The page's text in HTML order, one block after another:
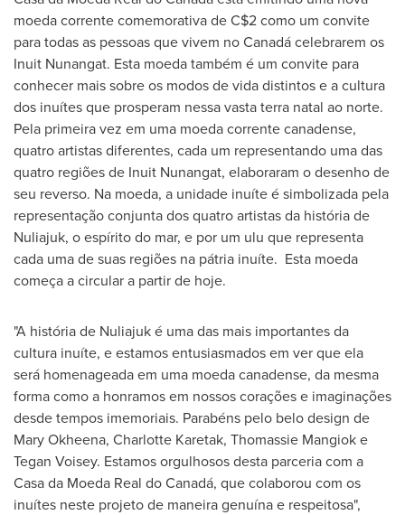
moeda corrente comemorativa deC$2como um convite
para todas as pessoas que vivem no Canadá celebrarem os
Inuit Nunangat. Esta moeda também é um convite para
conhecer mais sobre os modos de vida distintos e a cultura
dos inuítes que prosperam nessa vasta terra natal ao norte.
Pela primeira vez em uma moeda corrente canadense,
quatro artistas diferentes, cada um representando uma das
quatro regiões de Inuit Nunangat, elaboraram o desenho de
seu reverso. Na moeda, a unidade inuíte é simbolizada pela
representação conjunta dos quatro artistas da história de
Nuliajuk, o espírito do mar, e por um ulu que representa
cada uma de suas regiões na pátria inuíte. Esta moeda
começa a circular a partir de hoje.
"A história de Nuliajuk é uma das mais importantes da
cultura inuíte, e estamos entusiasmados em ver que ela
será homenageada em uma moeda canadense, da mesma
forma como a honramos em nossos corações e imaginações
desde tempos imemoriais. Parabéns pelo belo design de
Mary Okheena, Charlotte Karetak, Thomassie Mangioke
Tegan Voisey. Estamos orgulhosos desta parceria com a
Casa da Moeda Real do Canadá, que colaborou com os
inuítes neste projeto de maneira genuína e respeitosa",